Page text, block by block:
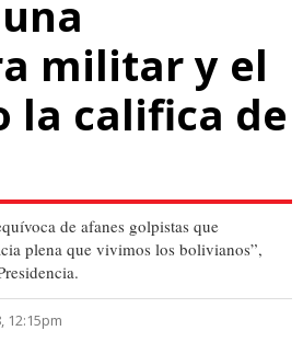
militar y el
la califica de
de afanes golpistas que
plena que vivimos los bolivianos”,
12:15pm